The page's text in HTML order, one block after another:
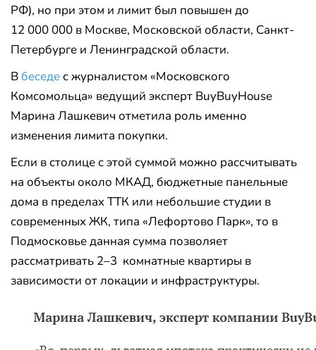
РФ), но при этом и лимит был повышен до
12 000 000 в Москве, Московской области, Санкт-
Петербурге и Ленинградской области.
Вбеседес журналистом «Московского
Комсомольца» ведущий эксперт BuyBuyHouse
Марина Лашкевич отметила роль именно
изменения лимита покупки.
Если в столице с этой суммой можно рассчитывать
на объекты около МКАД, бюджетные панельные
дома в пределах ТТК или небольшие студии в
современных ЖК, типа «Лефортово Парк», то в
Подмосковье данная сумма позволяет
рассматривать 2–3 комнатные квартиры в
зависимости от локации и инфраструктуры.